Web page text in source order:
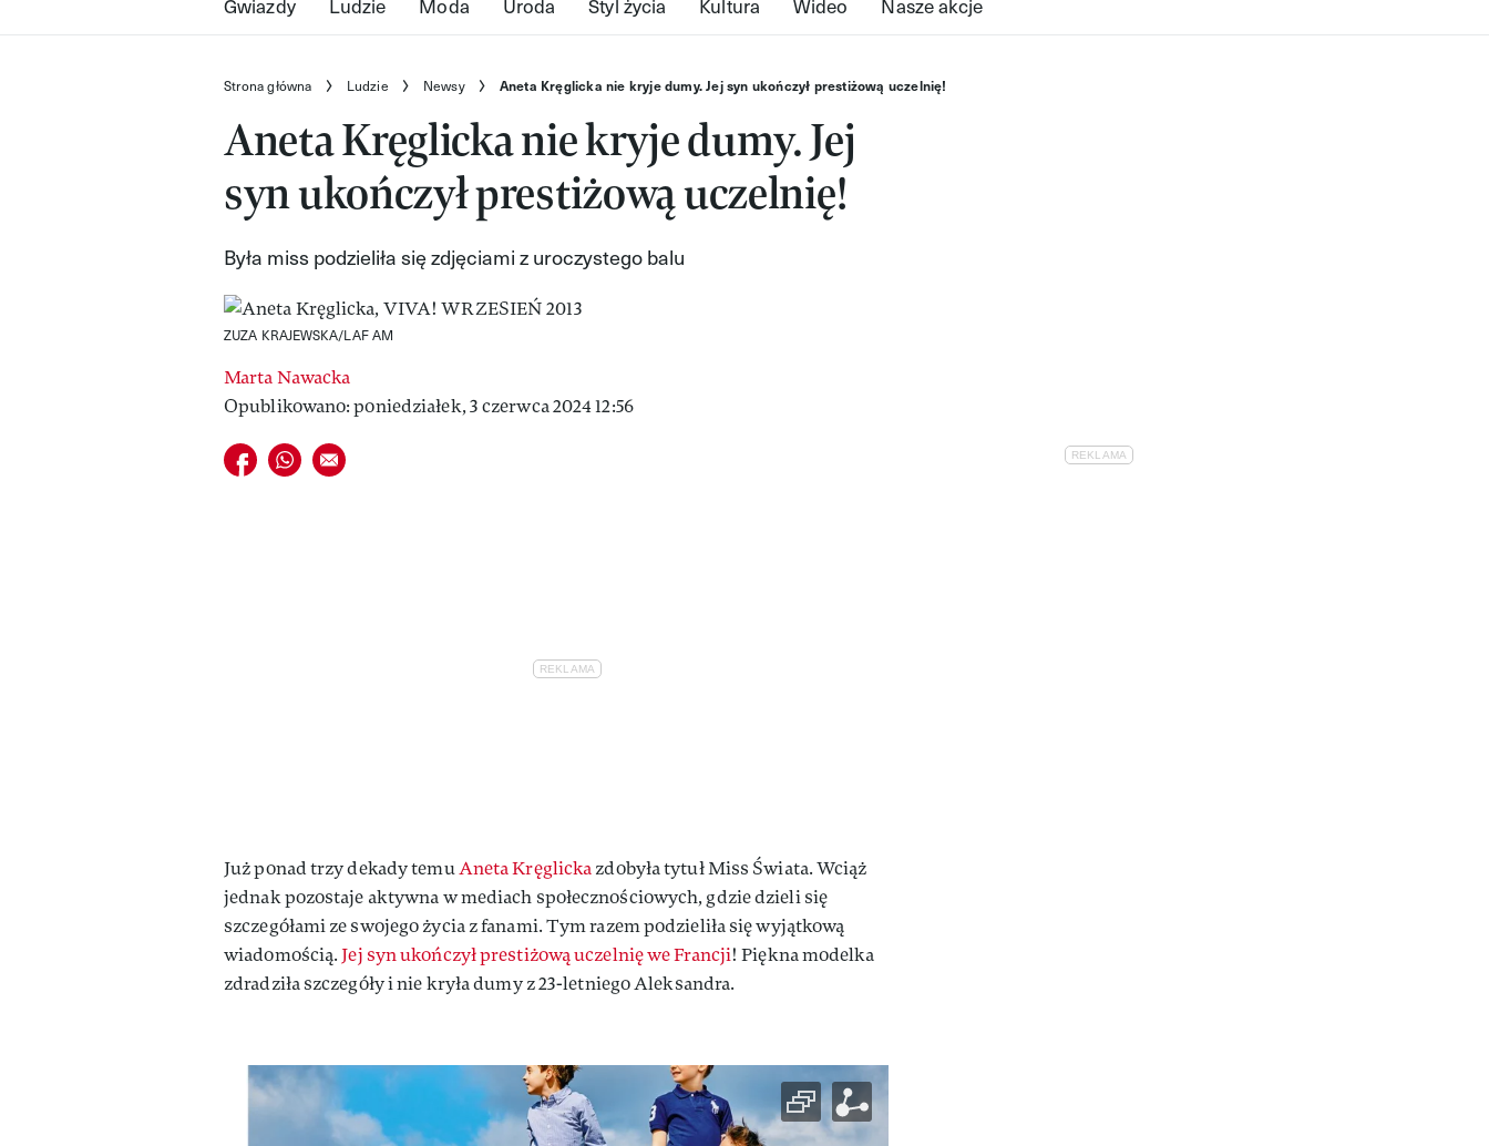
Strona główna Ludzie Newsy Aneta Kręglicka nie kryje dumy. Jej syn ukończył prestiżową uczelnię!
Aneta Kręglicka nie kryje dumy. Jej
syn ukończył prestiżową uczelnię!
Była miss podzieliła się zdjęciami z uroczystego balu
ZUZA KRAJEWSKA/LAF AM
Marta Nawacka
Opublikowano: poniedziałek, 3 czerwca 2024 12:56
Udostępnij na facebook
Udostępnij na whatsapp
E-mail do przyjaciela
Już ponad trzy dekady temuAneta Kręglickazdobyła tytuł Miss Świata. Wciąż
jednak pozostaje aktywna w mediach społecznościowych, gdzie dzieli się
szczegółami ze swojego życia z fanami. Tym razem podzieliła się wyjątkową
wiadomością. Jej syn ukończył prestiżową uczelnię we Francji! Piękna modelka
zdradziła szczegóły i nie kryła dumy z 23-letniego Aleksandra.